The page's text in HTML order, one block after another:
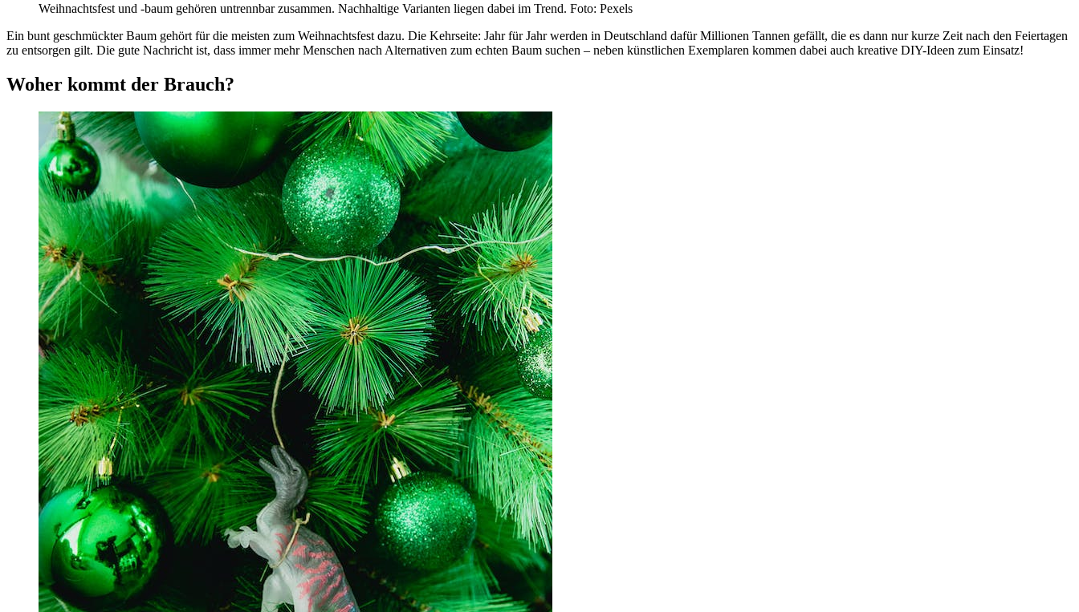
Weihnachtsfest und -baum gehören untrennbar zusammen. Nachhaltige Varianten liegen dabei im Trend. Foto: Pexels
Ein bunt geschmückter Baum gehört für die meisten zum Weihnachtsfest dazu. Die Kehrseite: Jahr für Jahr werden in Deutschland dafür Millionen Tannen gefällt, die es dann nur kurze Zeit nach den Feiertagen
zu entsorgen gilt. Die gute Nachricht ist, dass immer mehr Menschen nach Alternativen zum echten Baum suchen – neben künstlichen Exemplaren kommen dabei auch kreative DIY-Ideen zum Einsatz!
Woher kommt der Brauch?